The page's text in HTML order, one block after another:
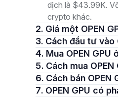
dịch là $43.99K.
crypto khác.
2. Giá một OPEN
3. Cách đầu tư
4. Mua OPEN GPU
5. Cách mua
6. Cách bán OPEN
7. OPEN GPU có